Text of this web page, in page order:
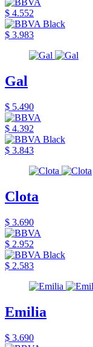
$ 4.552
$ 3.983
Gal
$ 5.490
$ 4.392
$ 3.843
Clota
$ 3.690
$ 2.952
$ 2.583
Emilia
$ 3.690